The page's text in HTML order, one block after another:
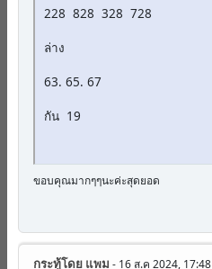
228 828 328 728
ล่าง
63. 65. 67
กัน 19
ขอบคุณมากๆๆนะค่ะสุดยอด
กระทู้โดย แพม - 16 ส.ค 2024, 17:48